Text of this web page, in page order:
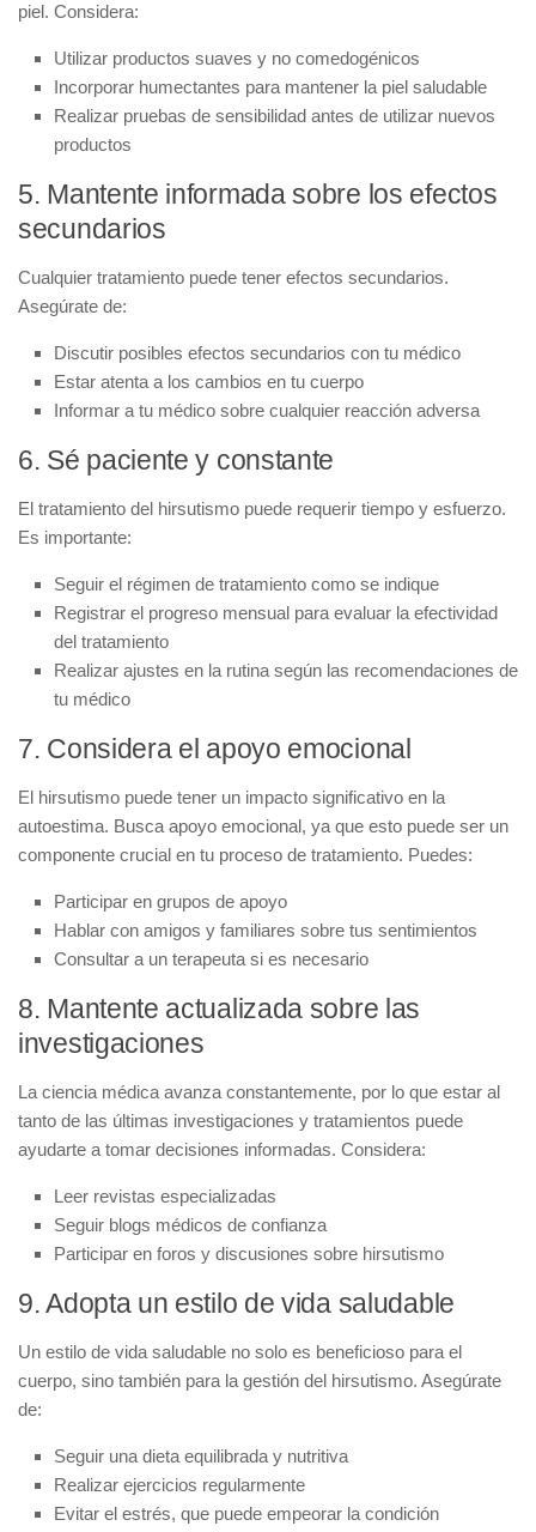
piel. Considera:
Utilizar productos suaves y no comedogénicos
Incorporar humectantes para mantener la piel saludable
Realizar pruebas de sensibilidad antes de utilizar nuevos
productos
5. Mantente informada sobre los efectos
secundarios
Cualquier tratamiento puede tener efectos secundarios.
Asegúrate de:
Discutir posibles efectos secundarios con tu médico
Estar atenta a los cambios en tu cuerpo
Informar a tu médico sobre cualquier reacción adversa
6. Sé paciente y constante
El tratamiento del hirsutismo puede requerir tiempo y esfuerzo.
Es importante:
Seguir el régimen de tratamiento como se indique
Registrar el progreso mensual para evaluar la efectividad
del tratamiento
Realizar ajustes en la rutina según las recomendaciones de
tu médico
7. Considera el apoyo emocional
El hirsutismo puede tener un impacto significativo en la
autoestima. Busca apoyo emocional, ya que esto puede ser un
componente crucial en tu proceso de tratamiento. Puedes:
Participar en grupos de apoyo
Hablar con amigos y familiares sobre tus sentimientos
Consultar a un terapeuta si es necesario
8. Mantente actualizada sobre las
investigaciones
La ciencia médica avanza constantemente, por lo que estar al
tanto de las últimas investigaciones y tratamientos puede
ayudarte a tomar decisiones informadas. Considera:
Leer revistas especializadas
Seguir blogs médicos de confianza
Participar en foros y discusiones sobre hirsutismo
9. Adopta un estilo de vida saludable
Un estilo de vida saludable no solo es beneficioso para el
cuerpo, sino también para la gestión del hirsutismo. Asegúrate
de:
Seguir una dieta equilibrada y nutritiva
Realizar ejercicios regularmente
Evitar el estrés, que puede empeorar la condición